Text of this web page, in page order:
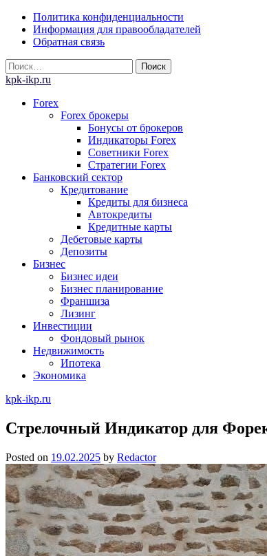
Skip
content
Политика конфиденциальности
Информация для правообладателей
Обратная связь
Найти:
kpk-ikp.ru
Forex
Forex брокеры
Бонусы от брокеров
Индикаторы Forex
Советники Forex
Стратегии Forex
Банковский сектор
Кредитование
Кредиты для бизнеса
Автокредиты
Кредитные карты
Дебетовые карты
Депозиты
Бизнес
Бизнес идеи
Бизнес планирование
Франшиза
Лизинг
Инвестиции
Фондовый рынок
Недвижимость
Ипотека
Экономика
kpk-ikp.ru
Стрелочный Индикатор для
Posted on 19.02.2025 by Redactor